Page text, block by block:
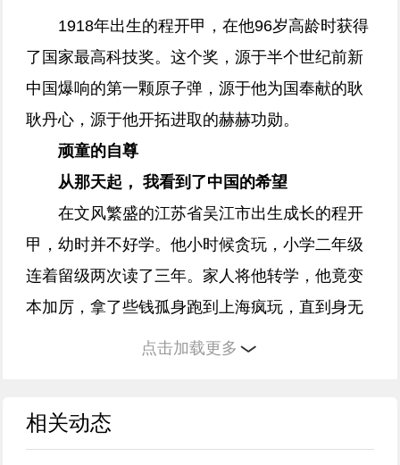
1918年出生的程开甲，在他96岁高龄时获得
了国家最高科技奖。这个奖，源于半个世纪前新
中国爆响的第一颗原子弹，源于他为国奉献的耿
耿丹心，源于他开拓进取的赫赫功勋。
顽童的自尊
从那天起， 我看到了中国的希望
在文风繁盛的江苏省吴江市出生成长的程开
甲，幼时并不好学。他小时候贪玩，小学二年级
连着留级两次读了三年。家人将他转学，他竟变
本加厉，拿了些钱孤身跑到上海疯玩，直到身无
分文露宿街头，最后被家人找回，痛打一顿。
学生了。12岁的他顿感羞愧，暗下决心：现在起
点击加载更多
相关动态